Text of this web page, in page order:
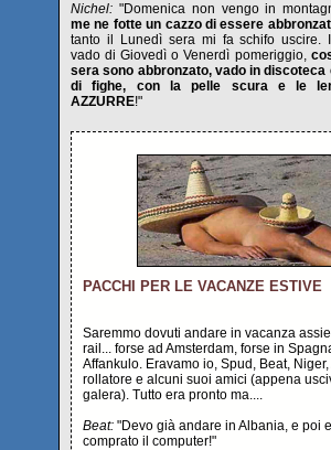
Nichel: "Domenica non vengo in
me ne fotte un cazzo di essere
tanto il Lunedì sera mi fa schifo uscire.
vado di Giovedì o Venerdì pomeriggio,
sera sono abbronzato, vado in
di fighe, con la pelle scura e le
AZZURRE!"
PACCHI PER LE VACANZE ESTIVE
Saremmo dovuti andare in vacanza
rail... forse ad Amsterdam, forse in
Affankulo. Eravamo io, Spud, Beat, Niger,
rollatore e alcuni suoi amici (appena
galera). Tutto era pronto ma....
Beat: "Devo già andare in Albania, e poi
comprato il computer!"